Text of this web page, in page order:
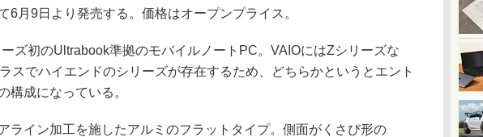
6月9日より発売する。価格はオープンプライス。
ズ初のUltrabook準拠のモバイルノートPC。VAIOにはZシリーズな
スでハイエンドのシリーズが存在するため、どちらかというとエント
構成になっている。
ライン加工を施したアルミのフラットタイプ。側面がくさび形の